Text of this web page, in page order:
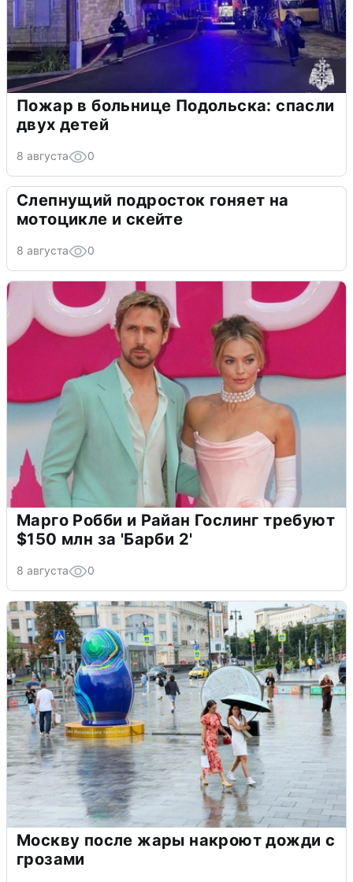
Пожар в больнице Подольска: спасли
двух детей
8 августа 0
Слепнущий подросток гоняет на
мотоцикле и скейте
8 августа 0
Марго Робби и Райан Гослинг требуют
$150 млн за 'Барби 2'
8 августа 0
Москву после жары накроют дожди с
грозами